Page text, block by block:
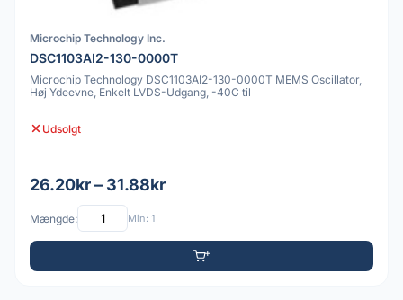
Microchip Technology Inc.
DSC1103AI2-130-0000T
Microchip Technology DSC1103AI2-130-0000T MEMS Oscillator,
Høj Ydeevne, Enkelt LVDS-Udgang, -40C til
Udsolgt
26.20kr – 31.88kr
Mængde: Min: 1